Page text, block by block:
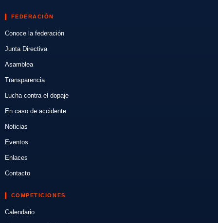
FEDERACIÓN
Conoce la federación
Junta Directiva
Asamblea
Transparencia
Lucha contra el dopaje
En caso de accidente
Noticias
Eventos
Enlaces
Contacto
COMPETICIONES
Calendario